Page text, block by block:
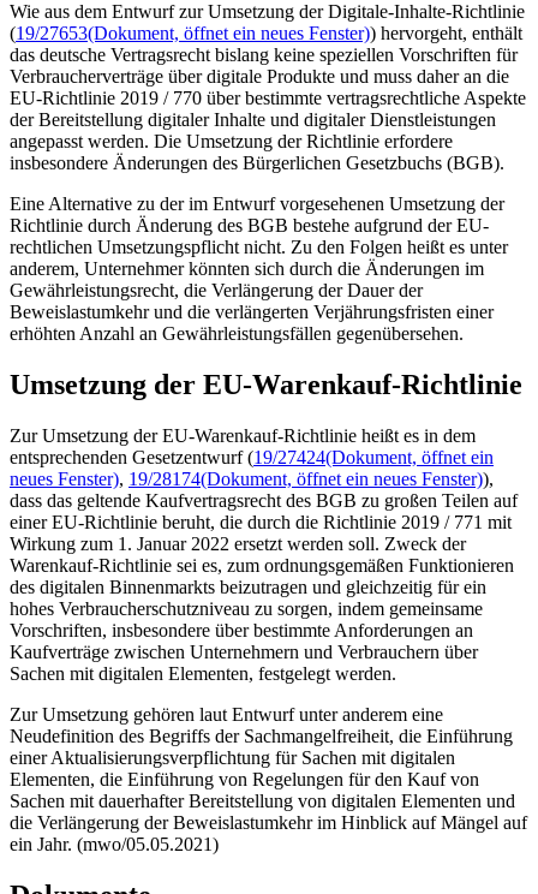
Wie aus dem Entwurf zur Umsetzung der Digitale-Inhalte-Richtlinie
(19/27653(Dokument, öffnet ein neues Fenster)) hervorgeht, enthält
das deutsche Vertragsrecht bislang keine speziellen Vorschriften für
Verbraucherverträge über digitale Produkte und muss daher an die
EU-Richtlinie 2019 / 770 über bestimmte vertragsrechtliche Aspekte
der Bereitstellung digitaler Inhalte und digitaler Dienstleistungen
angepasst werden. Die Umsetzung der Richtlinie erfordere
insbesondere Änderungen des Bürgerlichen Gesetzbuchs (BGB).
Eine Alternative zu der im Entwurf vorgesehenen Umsetzung der
Richtlinie durch Änderung des BGB bestehe aufgrund der EU-
rechtlichen Umsetzungspflicht nicht. Zu den Folgen heißt es unter
anderem, Unternehmer könnten sich durch die Änderungen im
Gewährleistungsrecht, die Verlängerung der Dauer der
Beweislastumkehr und die verlängerten Verjährungsfristen einer
erhöhten Anzahl an Gewährleistungsfällen gegenübersehen.
Umsetzung der EU-Warenkauf-Richtlinie
Zur Umsetzung der EU-Warenkauf-Richtlinie heißt es in dem
entsprechenden Gesetzentwurf (19/27424(Dokument, öffnet ein
neues Fenster), 19/28174(Dokument, öffnet ein neues Fenster)),
dass das geltende Kaufvertragsrecht des BGB zu großen Teilen auf
einer EU-Richtlinie beruht, die durch die Richtlinie 2019 / 771 mit
Wirkung zum 1. Januar 2022 ersetzt werden soll. Zweck der
Warenkauf-Richtlinie sei es, zum ordnungsgemäßen Funktionieren
des digitalen Binnenmarkts beizutragen und gleichzeitig für ein
hohes Verbraucherschutzniveau zu sorgen, indem gemeinsame
Vorschriften, insbesondere über bestimmte Anforderungen an
Kaufverträge zwischen Unternehmern und Verbrauchern über
Sachen mit digitalen Elementen, festgelegt werden.
Zur Umsetzung gehören laut Entwurf unter anderem eine
Neudefinition des Begriffs der Sachmangelfreiheit, die Einführung
einer Aktualisierungsverpflichtung für Sachen mit digitalen
Elementen, die Einführung von Regelungen für den Kauf von
Sachen mit dauerhafter Bereitstellung von digitalen Elementen und
die Verlängerung der Beweislastumkehr im Hinblick auf Mängel auf
ein Jahr. (mwo/05.05.2021)